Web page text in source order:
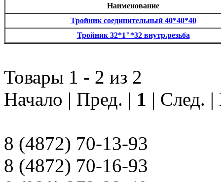
Наименование
Тройник соединительный 40*40*40
Тройник 32*1"*32 внутр.резьба
Товары 1 - 2 из 2
Начало | Пред. | 1 | След.
8 (4872) 70-13-93
8 (4872) 70-16-93